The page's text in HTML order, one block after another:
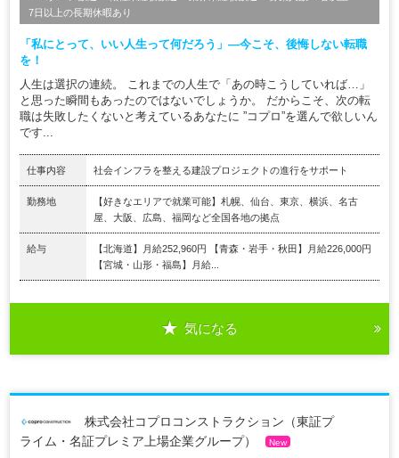
7日以上の長期休暇あり
「私にとって、いい人生って何だろう」―今こそ、後悔しない転職
を！
人生は選択の連続。 これまでの人生で「あの時こうしていれば…」
と思った瞬間もあったのではないでしょうか。 だからこそ、次の転
職は失敗したくないと考えているあなたに ”コプロ”を選んで欲しいん
です...
仕事内容 社会インフラを整える建設プロジェクトの進行をサポート
勤務地
【好きなエリアで就業可能】札幌、仙台、東京、横浜、名古
屋、大阪、広島、福岡など全国各地の拠点
給与
【北海道】月給252,960円 【青森・岩手・秋田】月給226,000円
【宮城・山形・福島】月給...
気になる
株式会社コプロコンストラクション（東証プ
ライム・名証プレミア上場企業グループ）
New